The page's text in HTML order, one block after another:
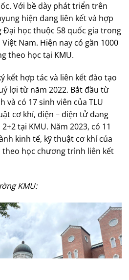
Với bề dày phát triển trên
hiện đang liên kết và hợp
Đại học thuộc 58 quốc gia trong
Nam. Hiện nay có gần 1000
theo học tại KMU.
kết hợp tác và liên kết đào tạo
lợi từ năm 2022. Bắt đầu từ
và có 17 sinh viên của TLU
cơ khí, điện – điện tử đang
tại KMU. Năm 2023, có 11
kinh tế, kỹ thuật cơ khí của
theo học chương trình liên kết
KMU: